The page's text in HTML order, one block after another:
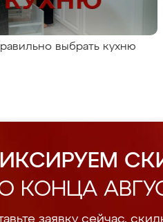
выбрать кухню
КОНЦА
заявку сейчас,